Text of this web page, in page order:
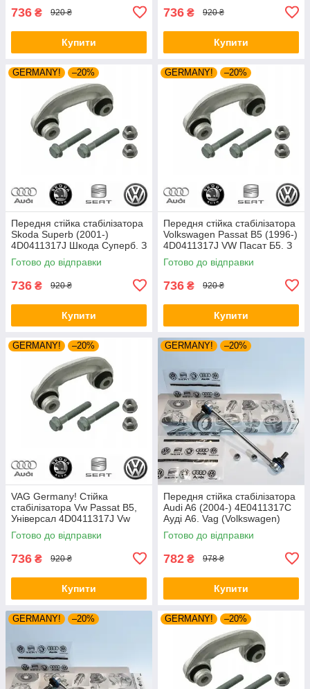
736 ₴ 920 ₴
Купити
736 ₴ 920 ₴
Купити
GERMANY! –20%
Передня стійка стабілізатора
Skoda Superb (2001-)
4D0411317J Шкода Суперб. З
пальцями. Vag (Volkswagen)
Готово до відправки
736 ₴ 920 ₴
Купити
GERMANY! –20%
Передня стійка стабілізатора
Volkswagen Passat B5 (1996-)
4D0411317J VW Пасат Б5. З
пальцями. Vag (VW)
Готово до відправки
736 ₴ 920 ₴
Купити
GERMANY! –20%
VAG Germany! Стійка
стабілізатора Vw Passat B5,
Універсал 4D0411317J Vw
Пасат Б5. З пальцями.
Передня.
Готово до відправки
736 ₴ 920 ₴
Купити
GERMANY! –20%
Передня стійка стабілізатора
Audi A6 (2004-) 4E0411317C
Ауді А6. Vag (Volkswagen)
Готово до відправки
782 ₴ 978 ₴
Купити
GERMANY! –20% GERMANY! –20%